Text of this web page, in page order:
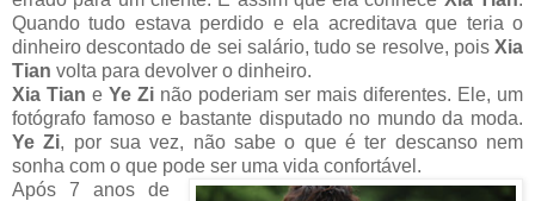
Quando tudo estava perdido e ela acreditava que teria o
dinheiro descontado de sei salário, tudo se resolve, pois Xia
Tian volta para devolver o dinheiro.
Xia Tian e Ye Zi não poderiam ser mais diferentes. Ele, um
fotógrafo famoso e bastante disputado no mundo da moda.
Ye Zi, por sua vez, não sabe o que é ter descanso nem
sonha com o que pode ser uma vida confortável.
Após 7 anos de